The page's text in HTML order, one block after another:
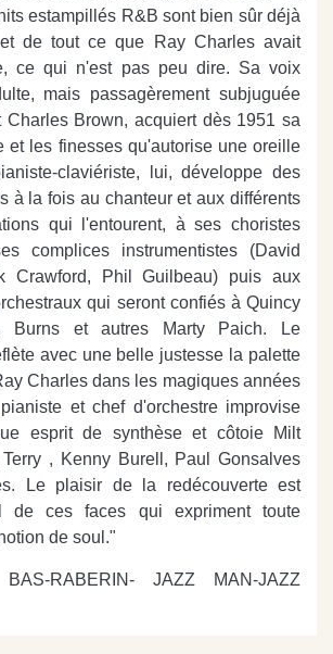
estampillés R&B sont bien sûr déjà
de tout ce que Ray Charles avait
ce qui n'est pas peu dire. Sa voix
mais passagèrement subjuguée
Charles Brown, acquiert dès 1951 sa
et les finesses qu'autorise une oreille
claviériste, lui, développe des
à la fois au chanteur et aux différents
qui l'entourent, à ses choristes
complices instrumentistes (David
Crawford, Phil Guilbeau) puis aux
qui seront confiés à Quincy
Burns et autres Marty Paich. Le
avec une belle justesse la palette
Charles dans les magiques années
et chef d'orchestre improvise
esprit de synthèse et côtoie Milt
, Kenny Burell, Paul Gonsalves
Le plaisir de la redécouverte est
de ces faces qui expriment toute
de soul."
RABERIN- JAZZ MAN-JAZZ